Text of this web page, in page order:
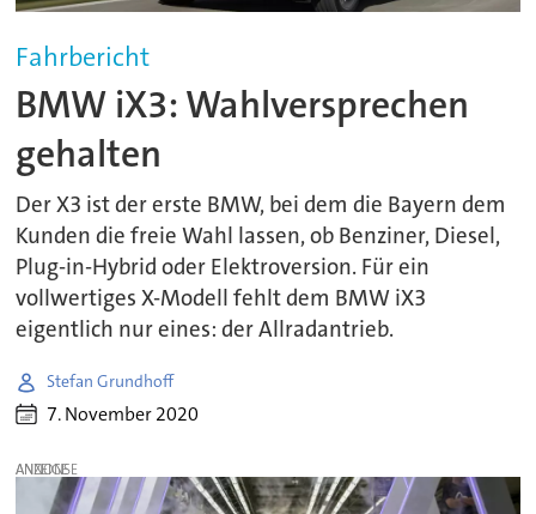
Fahrbericht
BMW iX3: Wahlversprechen
gehalten
Der X3 ist der erste BMW, bei dem die Bayern dem
Kunden die freie Wahl lassen, ob Benziner, Diesel,
Plug-in-Hybrid oder Elektroversion. Für ein
vollwertiges X-Modell fehlt dem BMW iX3
eigentlich nur eines: der Allradantrieb.
Stefan Grundhoff
7. November 2020
ANZEIGE